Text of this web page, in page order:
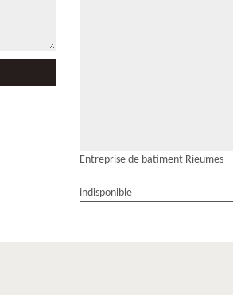
Entreprise de batiment Rieumes
indisponible